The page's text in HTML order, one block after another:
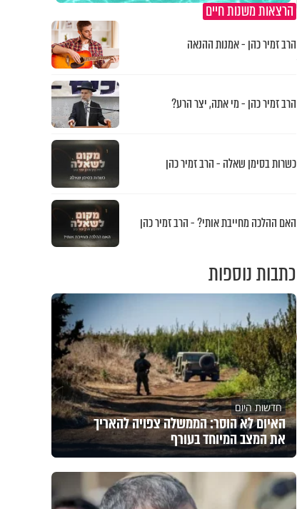
הרצאות משנות חיים
הרב זמיר כהן - אמנות ההנאה
הרב זמיר כהן - מי אתה, יצר הרע?
כשרות בסימן שאלה - הרב זמיר כהן
האם ההלכה מחייבת אותי? - הרב זמיר כהן
כתבות נוספות
חדשות היום
האיום לא הוסר: הממשלה צפויה להאריך
את המצב המיוחד בעורף